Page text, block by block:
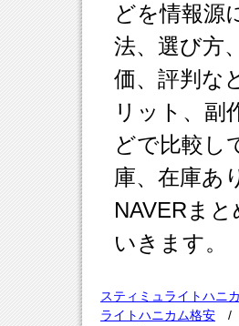
どを情報源
法、選び方
価、評判な
リット、副
どで比較し
庫、在庫あ
NAVERま
いきます。
スティミュライトハニ
ライトハニカム格安 /